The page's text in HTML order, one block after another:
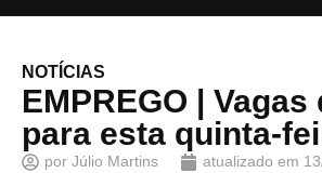
NOTÍCIAS
EMPREGO | Vagas
para esta quinta-
por Júlio Martins atualizado em